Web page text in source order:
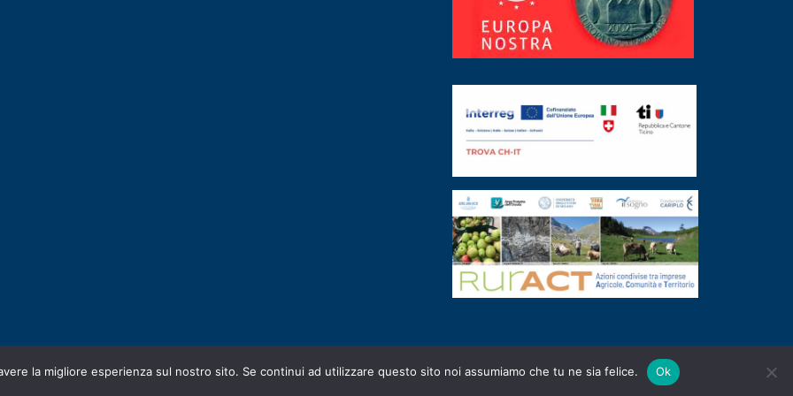
la migliore esperienza sul nostro sito. Se continui ad utilizzare questo sito noi assumiamo che tu ne sia felice. Ok